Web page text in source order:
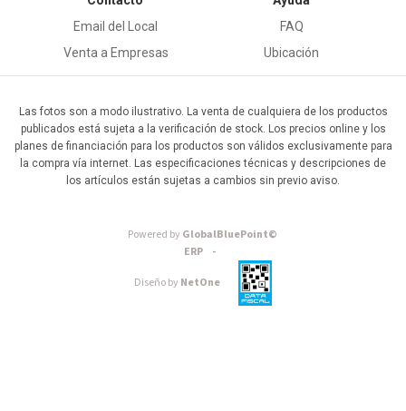
Email del Local
Venta a Empresas
FAQ
Ubicación
Las fotos son a modo ilustrativo. La venta de cualquiera de los productos
publicados está sujeta a la verificación de stock. Los precios online y los
planes de financiación para los productos son válidos exclusivamente para
la compra vía internet. Las especificaciones técnicas y descripciones de
los artículos están sujetas a cambios sin previo aviso.
Powered byGlobalBluePoint©
ERP -
Diseño byNetOne